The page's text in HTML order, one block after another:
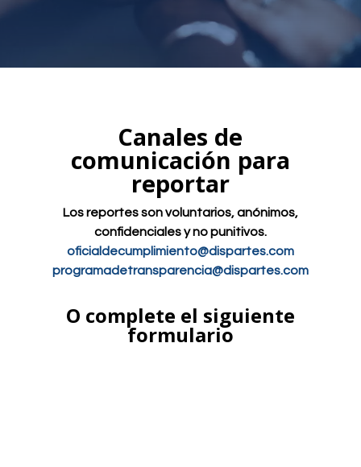
Canales de
comunicación para
reportar
Los reportes son voluntarios, anónimos,
confidenciales y no punitivos.
oficialdecumplimiento@dispartes.com
programadetransparencia@dispartes.com
O complete el siguiente
formulario